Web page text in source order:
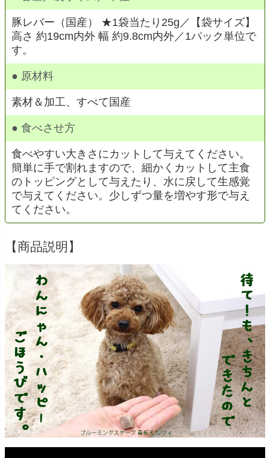
豚レバー（国産） ★1袋当たり25g ／
【袋サイズ】
高さ 約19cm内外 幅 約9.8cm内外／1パック単位で
す。
● 原材料
素材＆加工、すべて国産
● 食べさせ方
食べやすい大きさにカットして与えてください。
簡単に手で割れますので、細かくカットして主食
のトッピングとして与えたり、水に戻して生感覚
で与えてください。少しずつ量を増やす形で与え
てください。
【商品説明】